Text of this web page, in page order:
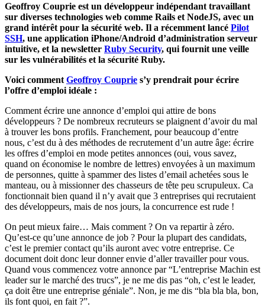
Geoffroy Couprie est un développeur indépendant travaillant
sur diverses technologies web comme Rails et NodeJS, avec un
grand intérêt pour la sécurité web. Il a récemment lancé Pilot
SSH, une application iPhone/Android d’administration serveur
intuitive, et la newsletter Ruby Security, qui fournit une veille
sur les vulnérabilités et la sécurité Ruby.
Voici comment Geoffroy Couprie s’y prendrait pour écrire
l’offre d’emploi idéale :
Comment écrire une annonce d’emploi qui attire de bons
développeurs ? De nombreux recruteurs se plaignent d’avoir du mal
à trouver les bons profils. Franchement, pour beaucoup d’entre
nous, c’est du à des méthodes de recrutement d’un autre âge: écrire
les offres d’emploi en mode petites annonces (oui, vous savez,
quand on économise le nombre de lettres) envoyées à un maximum
de personnes, quitte à spammer des listes d’email achetées sous le
manteau, ou à missionner des chasseurs de tête peu scrupuleux. Ca
fonctionnait bien quand il n’y avait que 3 entreprises qui recrutaient
des développeurs, mais de nos jours, la concurrence est rude !
On peut mieux faire… Mais comment ? On va repartir à zéro.
Qu’est-ce qu’une annonce de job ? Pour la plupart des candidats,
c’est le premier contact qu’ils auront avec votre entreprise. Ce
document doit donc leur donner envie d’aller travailler pour vous.
Quand vous commencez votre annonce par “L’entreprise Machin est
leader sur le marché des trucs”, je ne me dis pas “oh, c’est le leader,
ça doit être une entreprise géniale”. Non, je me dis “bla bla bla, bon,
ils font quoi, en fait ?”.